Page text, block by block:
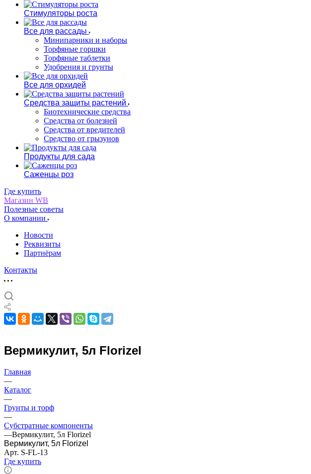
Стимуляторы роста
Все для рассады
Минипарники и наборы
Торфяные горшки
Торфяные таблетки
Удобрения и грунты
Все для орхидей
Средства защиты растений
Биотехнические средства
Средства от болезней
Средства от вредителей
Средство от грызунов
Продукты для сада
Саженцы роз
Где купить
Магазин WB
Полезные советы
О компании
Новости
Реквизиты
Партнёрам
Контакты
Вермикулит, 5л Florizel
Главная
—
Каталог
—
Грунты и торф
—
Субстратные компоненты
—Вермикулит, 5л Florizel
Вермикулит, 5л Florizel
Арт. S-FL-13
Где купить